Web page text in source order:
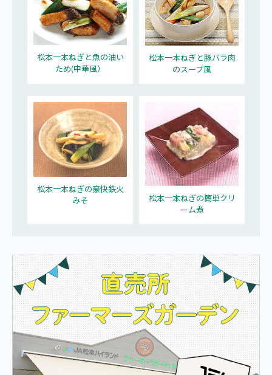
松本一本ねぎと魚の油い
ため(中華風）
松本一本ねぎと豚バラ肉
のスープ風
松本一本ねぎの豪快鉄火
みそ
松本一本ねぎの簡単クリ
ーム煮